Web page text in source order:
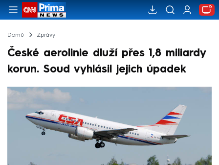
Domů Zprávy
České aerolinie dluží přes 1,8 miliardy
korun. Soud vyhlásil jejich úpadek